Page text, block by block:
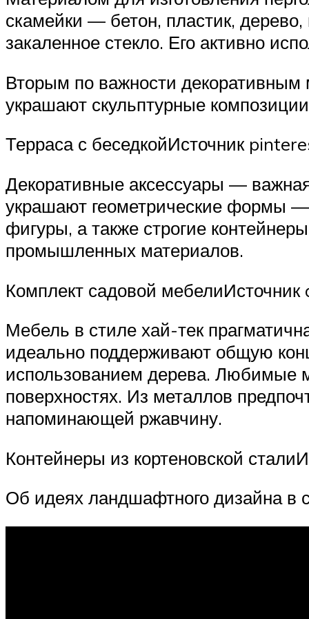
скамейки — бетон, пластик,
закаленное стекло. Его активно
Вторым по важности декоративным
украшают скульптурные
Терраса с беседкойИсточник
Декоративные аксессуары —
украшают геометрические формы
фигуры, а также строгие
промышленных материалов.
Комплект садовой
Мебель в стиле хай-тек
идеально поддерживают общую
использованием дерева. Любимые
поверхностях. Из металлов
напоминающей ржавчину.
Контейнеры из кортеновской
Об идеях ландшафтного дизайна в